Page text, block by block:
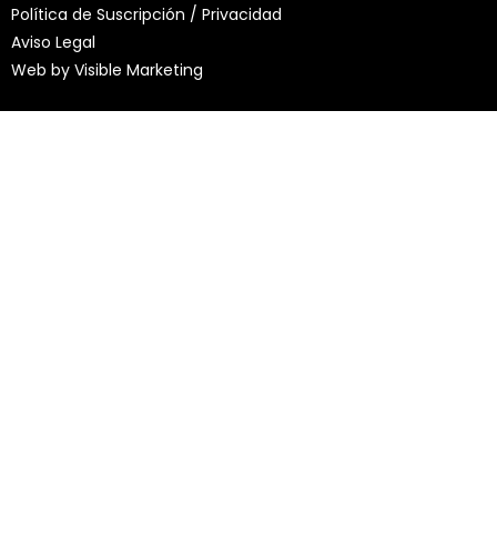
Política de Suscripción / Privacidad
Aviso Legal
Web by Visible Marketing